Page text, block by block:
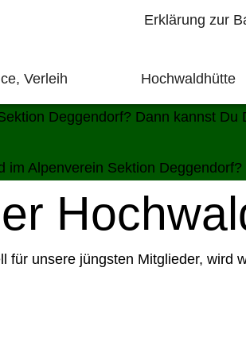
Erklärung zur
Verleih Hochwaldhütte
Deggendorf? Dann kannst Du
im Alpenverein Sektion Deggendorf?
unsere jüngsten Mitglieder, wird